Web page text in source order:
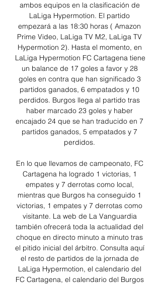
ambos equipos en la clasificación de
LaLiga Hypermotion. El partido
empezará a las 18:30 horas ( Amazon
Prime Video, LaLiga TV M2, LaLiga TV
Hypermotion 2). Hasta el momento, en
LaLiga Hypermotion FC Cartagena tiene
un balance de 17 goles a favor y 28
goles en contra que han significado 3
partidos ganados, 6 empatados y 10
perdidos. Burgos llega al partido tras
haber marcado 23 goles y haber
encajado 24 que se han traducido en 7
partidos ganados, 5 empatados y 7
perdidos.
En lo que llevamos de campeonato, FC
Cartagena ha logrado 1 victorias, 1
empates y 7 derrotas como local,
mientras que Burgos ha conseguido 1
victorias, 1 empates y 7 derrotas como
visitante. La web de La Vanguardia
también ofrecerá toda la actualidad del
choque en directo minuto a minuto tras
el pitido inicial del árbitro. Consulta aquí
el resto de partidos de la jornada de
LaLiga Hypermotion, el calendario del
FC Cartagena, el calendario del Burgos